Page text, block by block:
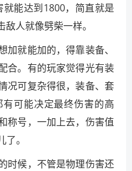
能达到1800，简直就是
人就像劈柴一样。
就能加的，得靠装备、
合。有的玩家觉得光有装
况可复杂得很，装备、套
可能决定最终伤害的高
称号，一加上去，伤害值
。
时候，不管是物理伤害还